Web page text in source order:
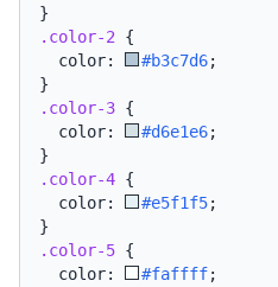
}
.color-2 {
  color:
#b3c7d6;
}
.color-3 {
  color:
#d6e1e6;
}
.color-4 {
  color:
#e5f1f5;
}
.color-5 {
  color:
#faffff;